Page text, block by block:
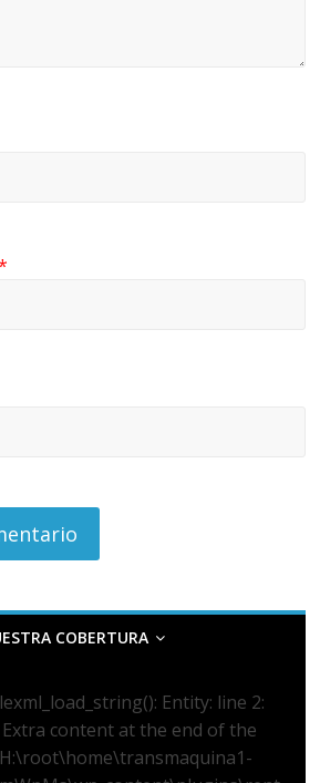
COBERTURA
Entity: line 2:
content at the end of the
H:\root\home\transmaquina1-